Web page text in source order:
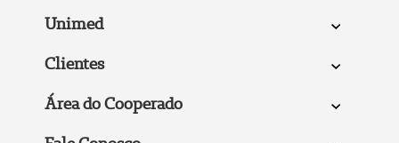
Unimed
Clientes
Área do Cooperado